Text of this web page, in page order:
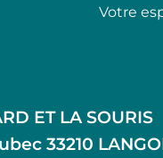
Votre
ET LA SOURIS
33210